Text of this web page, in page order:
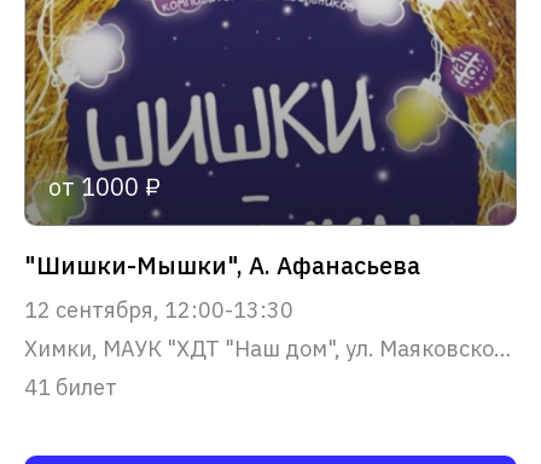
от 1000 ₽
"Шишки-Мышки", А. Афанасьева
12 сентября, 12:00-13:30
Химки, МАУК "ХДТ "Наш дом", ул. Маяковского, 22
41 билет